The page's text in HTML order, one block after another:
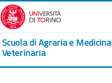
Salta al contenido principal
Scuola di Agraria e Medicina
Veterinaria